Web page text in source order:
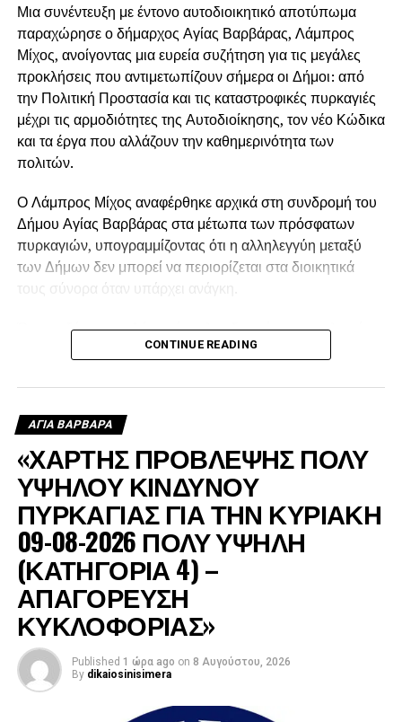
Μια συνέντευξη με έντονο αυτοδιοικητικό αποτύπωμα
παραχώρησε ο δήμαρχος Αγίας Βαρβάρας, Λάμπρος
Μίχος, ανοίγοντας μια ευρεία συζήτηση για τις μεγάλες
προκλήσεις που αντιμετωπίζουν σήμερα οι Δήμοι: από
την Πολιτική Προστασία και τις καταστροφικές πυρκαγιές
μέχρι τις αρμοδιότητες της Αυτοδιοίκησης, τον νέο Κώδικα
και τα έργα που αλλάζουν την καθημερινότητα των
πολιτών.
Ο Λάμπρος Μίχος αναφέρθηκε αρχικά στη συνδρομή του
Δήμου Αγίας Βαρβάρας στα μέτωπα των πρόσφατων
πυρκαγιών, υπογραμμίζοντας ότι η αλληλεγγύη μεταξύ
των Δήμων δεν μπορεί να περιορίζεται στα διοικητικά
τους σύνορα όταν υπάρχει ανάγκη.
Όπως εξήγησε, ο Δήμος έστειλε υδροφόρα στις πληγείσες
περιοχές, η οποία αρχικά χρησιμοποιήθηκε για τον
νερό τα ελικόπτερα, ενώ μετά τη δύση του ήλιου συνέχισε
να τροφοδοτεί με νερό τα πυροσβεστικά οχήματα.
CONTINUE READING
ΑΓΙΑ ΒΑΡΒΑΡΑ
«ΧΑΡΤΗΣ ΠΡΟΒΛΕΨΗΣ ΠΟΛΥ
ΥΨΗΛΟΥ ΚΙΝΔΥΝΟΥ
ΠΥΡΚΑΓΙΑΣ ΓΙΑ ΤΗΝ ΚΥΡΙΑΚΗ
09-08-2026 ΠΟΛΥ ΥΨΗΛΗ
(ΚΑΤΗΓΟΡΙΑ 4) –
ΑΠΑΓΟΡΕΥΣΗ
ΚΥΚΛΟΦΟΡΙΑΣ»
Published 1 ώρα ago on 8 Αυγούστου, 2026
By dikaiosinisimera